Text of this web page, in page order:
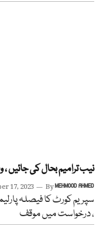
نیب ترامیم بحال کی جائیں
17, 2023 ByMEHMOOD AHMED
سپریم کورٹ کا فیصلہ
، درخواست میں موقف